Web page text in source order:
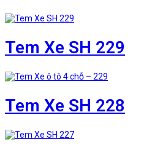
Tem Xe SH 229
Tem Xe SH 228